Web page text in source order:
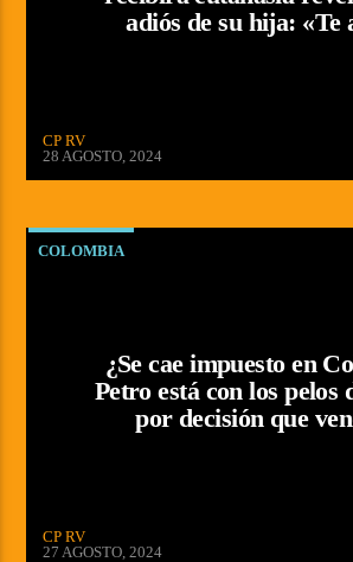
adiós de su hija: «Te
CP RV
28 AGOSTO, 2024
COLOMBIA
¿Se cae impuesto en
Petro está con los pelos
por decisión que
CP RV
27 AGOSTO, 2024